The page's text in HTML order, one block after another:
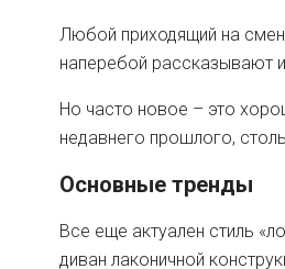
Любой приходящий на
наперебой рассказывают
Но часто новое – это
недавнего прошлого,
Основные тренды
Все еще актуален стиль
диван лаконичной